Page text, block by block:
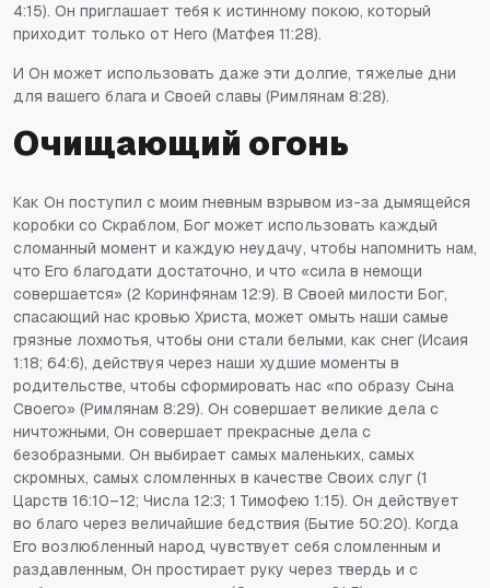
4:15). Он приглашает тебя к истинному покою, который
приходит только от Него (Матфея 11:28).
И Он может использовать даже эти долгие, тяжелые дни
для вашего блага и Своей славы (Римлянам 8:28).
Очищающий огонь
Как Он поступил с моим гневным взрывом из-за дымящейся
коробки со Скраблом, Бог может использовать каждый
сломанный момент и каждую неудачу, чтобы напомнить нам,
что Его благодати достаточно, и что «сила в немощи
совершается» (2 Коринфянам 12:9). В Своей милости Бог,
спасающий нас кровью Христа, может омыть наши самые
грязные лохмотья, чтобы они стали белыми, как снег (Исаия
1:18; 64:6), действуя через наши худшие моменты в
родительстве, чтобы сформировать нас «по образу Сына
Своего» (Римлянам 8:29). Он совершает великие дела с
ничтожными, Он совершает прекрасные дела с
безобразными. Он выбирает самых маленьких, самых
скромных, самых сломленных в качестве Своих слуг (1
Царств 16:10–12; Числа 12:3; 1 Тимофею 1:15). Он действует
во благо через величайшие бедствия (Бытие 50:20). Когда
Его возлюбленный народ чувствует себя сломленным и
раздавленным, Он простирает руку через твердь и с